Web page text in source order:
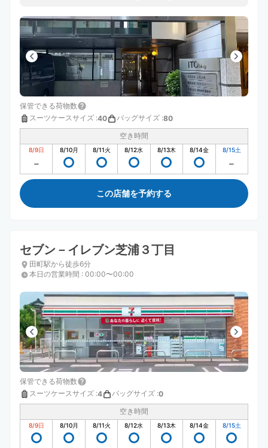
保管できる荷物数
スーツケースサイズ :40 バッグサイズ :80
空き時間
8/9日 8/10月 8/11火 8/12水 8/13木 8/14金 8/15土
この店舗を予約する
セブン－イレブン芝浦３丁目
田町駅から徒歩6分
本日の営業時間 : 00:00〜00:00
保管できる荷物数
スーツケースサイズ :4 バッグサイズ :0
空き時間
8/9日 8/10月 8/11火 8/12水 8/13木 8/14金 8/15土